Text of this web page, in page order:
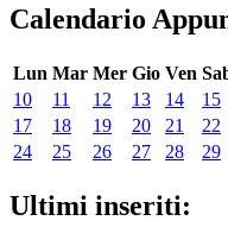
Calendario
Lun Mar Mer Gio Ven
10
11 12 13 14 15
17
18 19 20 21 22
24
25 26 27 28 29
Ultimi inseriti: